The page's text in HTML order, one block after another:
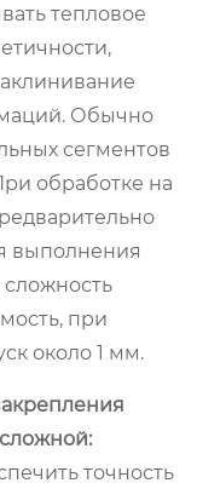
тепловое
Обычно
сегментов
обработке на
выполнения
при
около 1 мм.
точность